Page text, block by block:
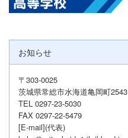
お知らせ
〒303-0025
茨城県常総市水海道亀岡町2543
TEL 0297-23-5030
FAX 0297-22-5479
[E-mail](代表)